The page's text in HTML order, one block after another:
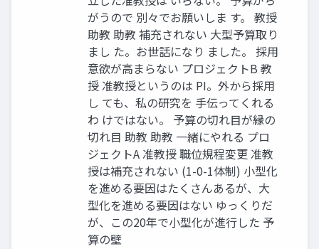
がうので 別々でお願いしま す。 教授
助教 助教 補充されない ⼤型予算取り
まし た。お世話になり ました。 採⽤
意欲が⾼まらない プロジェクトB 教
授 准教授というのは PI。外から採⽤
し ても、私の研究を ⼿伝ってくれる
わ けではない。 予算の切れ⽬が縁の
切れ⽬ 助教 助教 ⼀緒にやれる プロ
ジェクトA 准教授 職位規程変更 准教
授は補充されない (1-0-1体制) ⼩型化
を進める要因はたくさんあるが、⼤
型化を進める要因はない ゆっくりだ
が、この20年で⼩型化が進⾏した 予
算の壁